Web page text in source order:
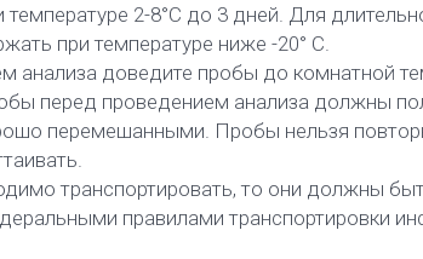
2-8°С до 3 дней. Для
при температуре ниже -20° С.
анализа доведите пробы до комнатной
перед проведением анализа должны
перемешанными. Пробы нельзя
транспортировать, то они должны
правилами транспортировки